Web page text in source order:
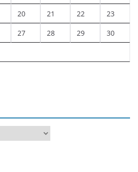
20 21 22 23
27 28 29 30